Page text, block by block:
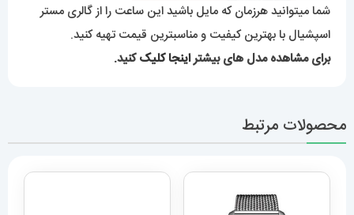
شما میتوانید هرزمان که مایل باشید این ساعت را از گالری مستر
اسپشیال با بهترین کیفیت و مناسبترین قیمت تهیه کنید.
برای مشاهده مدل های بیشتراینجا کلیککنید.
محصولات مرتبط